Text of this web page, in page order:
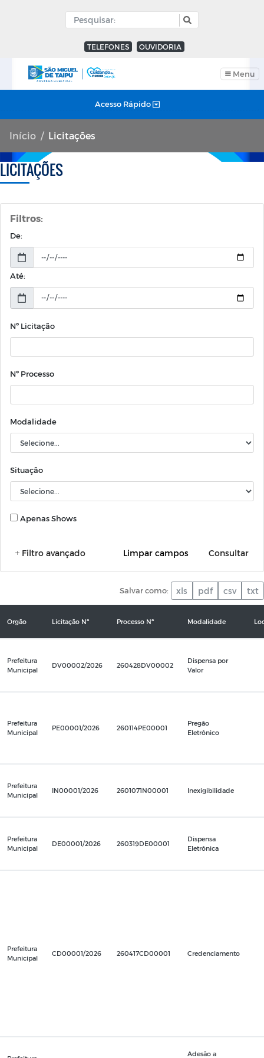
TELEFONES OUVIDORIA
Menu
Acesso Rápido
Início Licitações
LICITAÇÕES
Filtros:
De:
Até:
Nº Licitação
Nº Processo
Modalidade
Situação
Apenas Shows
Filtro avançado Consultar
Limpar campos
Salvar como: xls pdf csv txt
Orgão Licitação Nº Processo Nº Modalidade
Prefeitura
Municipal
DV00002/2026 260428DV00002
Dispensa por
Valor
Prefeitura
Municipal
PE00001/2026 260114PE00001
Pregão
Eletrônico
Prefeitura
Municipal
IN00001/2026 2601071N00001 Inexigibilidade
Prefeitura
Municipal
DE00001/2026 260319DE00001
Dispensa
Eletrônica
Prefeitura
Municipal
CD00001/2026 260417CD00001 Credenciamento
Adesão a